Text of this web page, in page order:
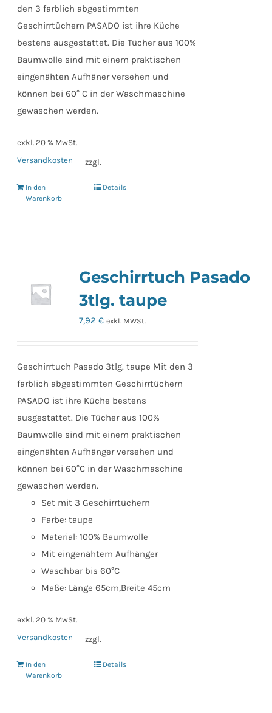
den 3 farblich abgestimmten
Geschirrtüchern PASADO ist ihre Küche
bestens ausgestattet. Die Tücher aus 100%
Baumwolle sind mit einem praktischen
eingenähten Aufhäner versehen und
können bei 60° C in der Waschmaschine
gewaschen werden.
exkl. 20 % MwSt.
zzgl.
Versandkosten
In den
Warenkorb
Details
Geschirrtuch Pasado
3tlg. taupe
7,92€ exkl. MWSt.
Geschirrtuch Pasado 3tlg. taupe Mit den 3
farblich abgestimmten Geschirrtüchern
PASADO ist ihre Küche bestens
ausgestattet. Die Tücher aus 100%
Baumwolle sind mit einem praktischen
eingenähten Aufhänger versehen und
können bei 60°C in der Waschmaschine
gewaschen werden.
Set mit 3 Geschirrtüchern
Farbe: taupe
Material: 100% Baumwolle
Mit eingenähtem Aufhänger
Waschbar bis 60°C
Maße: Länge 65cm,Breite 45cm
exkl. 20 % MwSt.
zzgl.
Versandkosten
In den
Warenkorb
Details